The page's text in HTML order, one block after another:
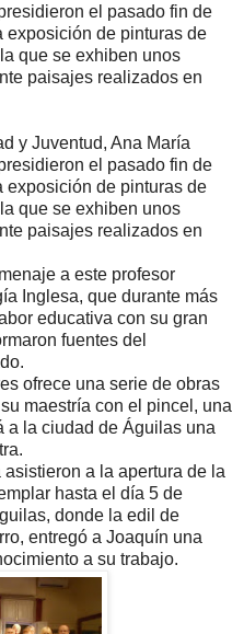
el pasado fin de
exposición de pinturas de
que se exhiben unos
paisajes realizados en
y Juventud, Ana María
el pasado fin de
exposición de pinturas de
que se exhiben unos
paisajes realizados en
a este profesor
Inglesa, que durante más
educativa con su gran
fuentes del
ofrece una serie de obras
maestría con el pincel, una
a la ciudad de Águilas una
a la apertura de la
hasta el día 5 de
donde la edil de
entregó a Joaquín una
a su trabajo.